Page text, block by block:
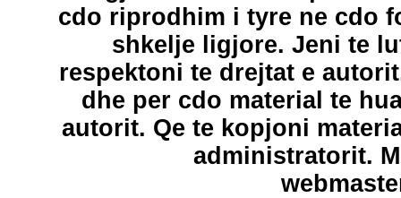
cdo riprodhim i tyre ne cdo
shkelje ligjore. Jeni te
respektoni te drejtat e
dhe per cdo material te
autorit. Qe te kopjoni
administratorit.